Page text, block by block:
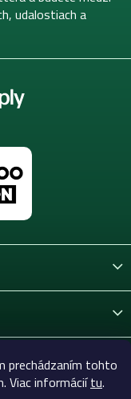
prechádzaním tohto
Viac informáciítu.
udalostiach a